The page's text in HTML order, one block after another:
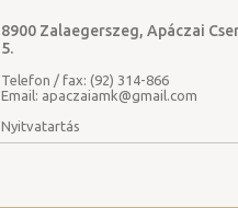
8900 Zalaegerszeg, Apáczai
5.
Telefon / fax: (92) 314-866
Email: apaczaiamk@gmail.com
Nyitvatartás